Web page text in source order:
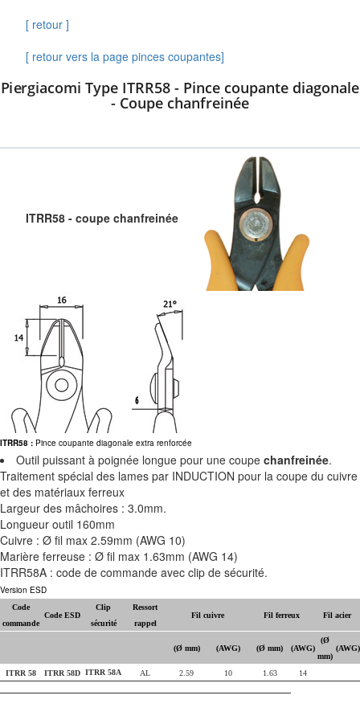
[ retour ]
[ retour vers la page pinces coupantes]
Piergiacomi Type ITRR58 - Pince coupante diagonale
- Coupe chanfreinée
ITRR58 - coupe chanfreinée
ITRR58 : Pince coupante diagonale extra renforcée
Outil puissant à poignée longue pour une coupe chanfreinée.
Traitement spécial des lames par INDUCTION pour la coupe du cuivre
et des matériaux ferreux
Largeur des mâchoires : 3.0mm.
Longueur outil 160mm
Cuivre : Ø fil max 2.59mm (AWG 10)
Marière ferreuse : Ø fil max 1.63mm (AWG 14)
ITRR58A : code de commande avec clip de sécurité.
Version ESD
Code
commande
Code ESD
Clip
sécurité
Ressort
rappel
Fil cuivre Fil ferreux Fil acier
(Ø mm) (AWG) (Ø mm) (AWG)
(Ø
mm)
(AWG)
ITRR 58 ITRR 58D ITRR 58A AL 2.59 10 1.63 14